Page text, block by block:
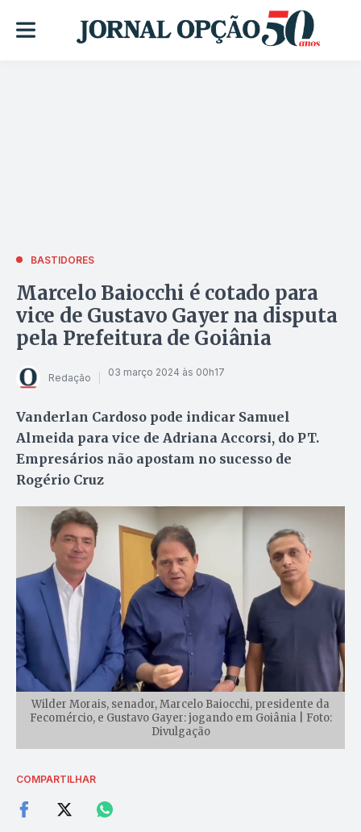
BASTIDORES
Marcelo Baiocchi é cotado para
vice de Gustavo Gayer na disputa
pela Prefeitura de Goiânia
Redação 03 março 2024 às 00h17
Vanderlan Cardoso pode indicar Samuel
Almeida para vice de Adriana Accorsi, do PT.
Empresários não apostam no sucesso de
Rogério Cruz
Wilder Morais, senador, Marcelo Baiocchi, presidente da
Fecomércio, e Gustavo Gayer: jogando em Goiânia | Foto:
Divulgação
COMPARTILHAR